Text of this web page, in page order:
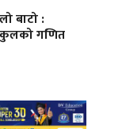
बाटो :
गणित